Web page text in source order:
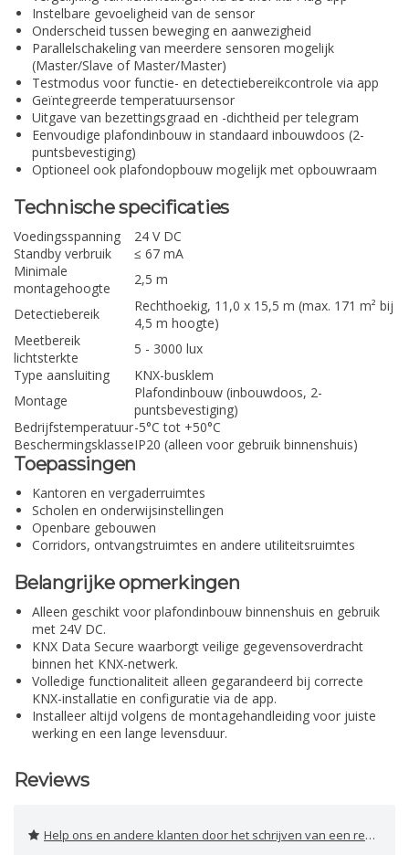
Instelbare gevoeligheid van de sensor
Onderscheid tussen beweging en aanwezigheid
Parallelschakeling van meerdere sensoren mogelijk
(Master/Slave of Master/Master)
Testmodus voor functie- en detectiebereikcontrole via app
Geïntegreerde temperatuursensor
Uitgave van bezettingsgraad en -dichtheid per telegram
Eenvoudige plafondinbouw in standaard inbouwdoos (2-
puntsbevestiging)
Optioneel ook plafondopbouw mogelijk met opbouwraam
Technische specificaties
Voedingsspanning
24 V DC
Standby verbruik
≤ 67 mA
Minimale
montagehoogte
2,5 m
Detectiebereik
Rechthoekig, 11,0 x 15,5 m (max. 171 m² bij
4,5 m hoogte)
Meetbereik
lichtsterkte
5 - 3000 lux
Type aansluiting
KNX-busklem
Montage
Plafondinbouw (inbouwdoos, 2-
puntsbevestiging)
Bedrijfstemperatuur-5°C tot +50°C
BeschermingsklasseIP20 (alleen voor gebruik binnenshuis)
Toepassingen
Kantoren en vergaderruimtes
Scholen en onderwijsinstellingen
Openbare gebouwen
Corridors, ontvangstruimtes en andere utiliteitsruimtes
Belangrijke opmerkingen
Alleen geschikt voor plafondinbouw binnenshuis en gebruik
met 24V DC.
KNX Data Secure waarborgt veilige gegevensoverdracht
binnen het KNX-netwerk.
Volledige functionaliteit alleen gegarandeerd bij correcte
KNX-installatie en configuratie via de app.
Installeer altijd volgens de montagehandleiding voor juiste
werking en een lange levensduur.
Reviews
Help ons en andere klanten door het schrijven van een review